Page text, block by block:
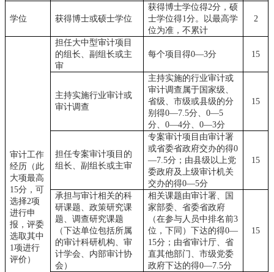
学位 获得博士或硕士学位
获得博士学位得2分，硕
士学位得1分。以最高学
位为准，不累计
2
审计工作
经历（此
大项最高
15分，可
选择2项
进行申
报，评委
选取其中
1项进行
评价）
担任大中型审计项目
的组长、副组长或主
审
每个项目得0—3分 15
主持实施行业审计或
审计调查
主持实施的行业审计或
审计调查属于国家级、
省级、市级或县级的分
别得0—7.5分、0—5
分、0—4分、0—3分
15
担任专案审计项目的
组长、副组长或主审
专案审计项目由审计署
或省委省政府交办的得0
—7.5分；由县级以上党
委政府及上级审计机关
交办的得0—5分
15
承担与审计相关的科
研课题、政策研究课
题、调查研究课题
（下达单位包括所属
的审计科研机构、审
计学会、内部审计协
会）
相关课题由审计署、国
家部委、省委省政府
（在参与人员中排名前3
位，下同）下达的得0—
15分；由省审计厅、省
直其他部门、市级党委
政府下达的得0—7.5分
15